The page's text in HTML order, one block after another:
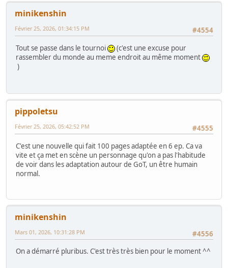
minikenshin
#4554
Février 25, 2026, 01:34:15 PM
Tout se passe dans le tournoi
(c'est une excuse pour
rassembler du monde au meme endroit au même moment
)
pippoletsu
#4555
Février 25, 2026, 05:42:52 PM
C'est une nouvelle qui fait 100 pages adaptée en 6 ep. Ca va
vite et ça met en scène un personnage qu'on a pas l'habitude
de voir dans les adaptation autour de GoT, un être humain
normal.
minikenshin
#4556
Mars 01, 2026, 10:31:28 PM
On a démarré pluribus. C'est très très bien pour le moment ^^